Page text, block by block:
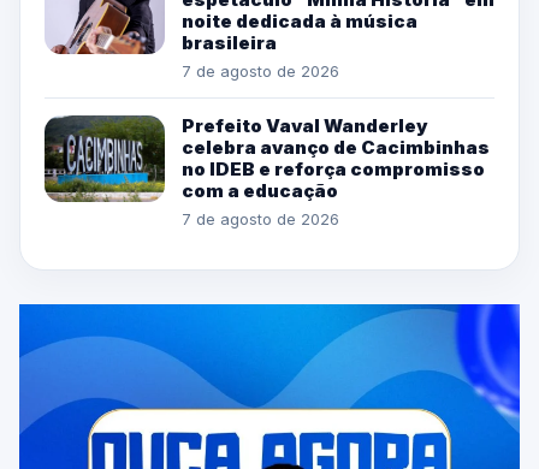
noite dedicada à música
brasileira
7 de agosto de 2026
Prefeito Vaval Wanderley
celebra avanço de Cacimbinhas
no IDEB e reforça compromisso
com a educação
7 de agosto de 2026